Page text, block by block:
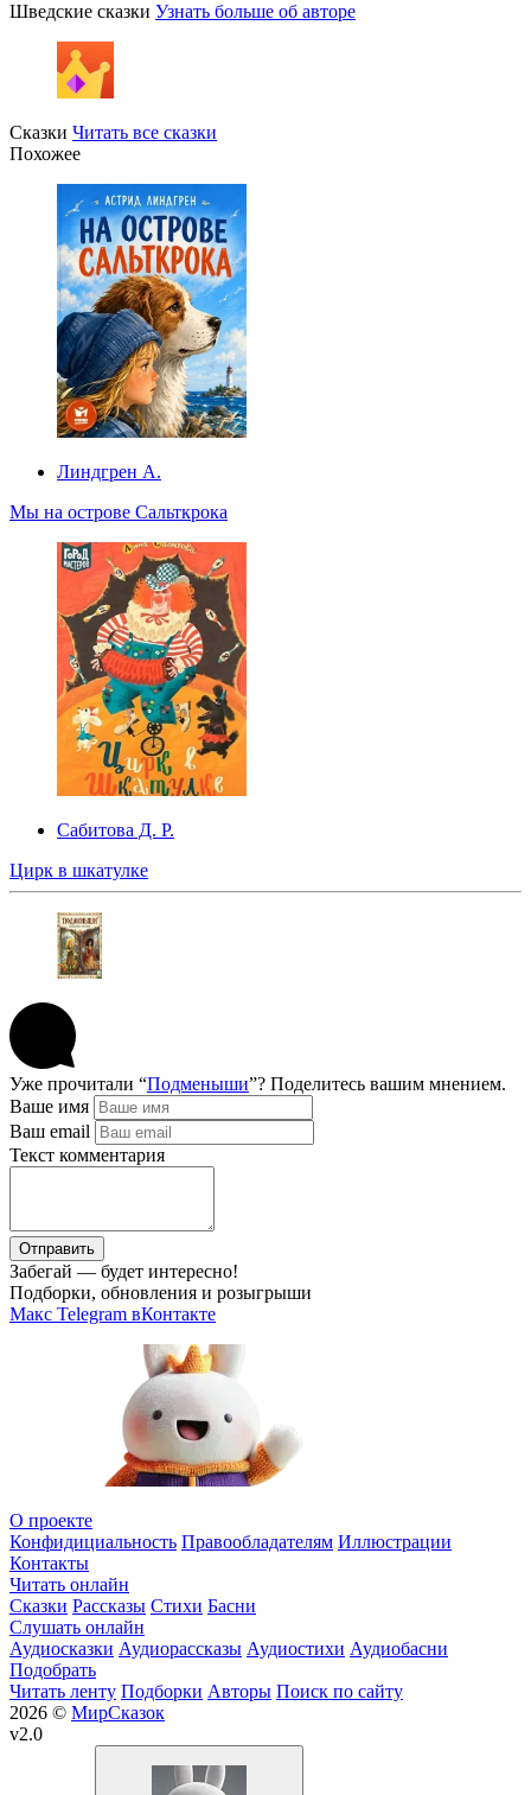
Шведские сказки Узнать больше об авторе
Сказки Читать все сказки
Похожее
Линдгрен А.
Мы на острове Сальткрока
Сабитова Д. Р.
Цирк в шкатулке
Уже прочитали “Подменыши”? Поделитесь вашим мнением.
Ваше имя
Ваш email
Текст комментария
Отправить
Забегай — будет интересно!
Подборки, обновления и розыгрыши
Макс Telegram вКонтакте
О проекте
Конфидициальность Правообладателям Иллюстрации
Контакты
Читать онлайн
Сказки Рассказы Стихи Басни
Слушать онлайн
Аудиосказки Аудиорассказы Аудиостихи Аудиобасни
Подобрать
Читать ленту Подборки Авторы Поиск по сайту
2026 © МирСказок
v2.0